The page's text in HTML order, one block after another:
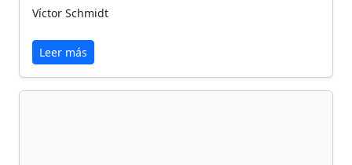
Víctor Schmidt
Leer más